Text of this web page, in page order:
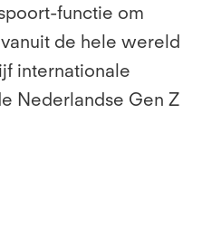
functie om
de hele wereld
internationale
Nederlandse Gen Z